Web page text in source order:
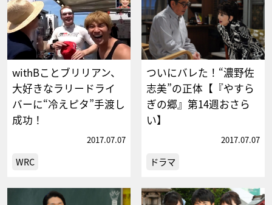
withBことブリリアン、
大好きなラリードライ
バーに“冷えピタ”手渡し
成功！
2017.07.07
WRC
ついにバレた！“濃野佐
志美”の正体【『やすら
ぎの郷』第14週おさら
い】
2017.07.07
ドラマ